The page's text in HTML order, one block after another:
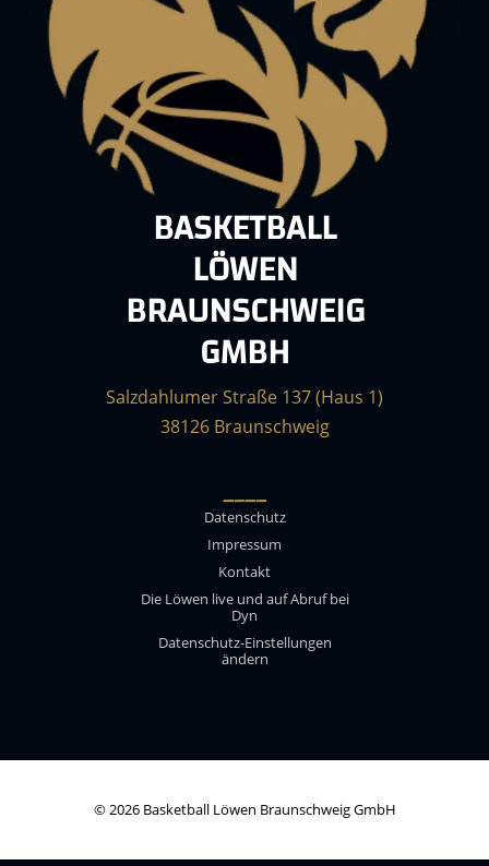
BASKETBALL
LÖWEN
BRAUNSCHWEIG
GMBH
Salzdahlumer Straße 137 (Haus 1)
38126 Braunschweig
____
Datenschutz
Impressum
Kontakt
Die Löwen live und auf Abruf bei
Dyn
Datenschutz-Einstellungen
ändern
© 2026 Basketball Löwen Braunschweig GmbH